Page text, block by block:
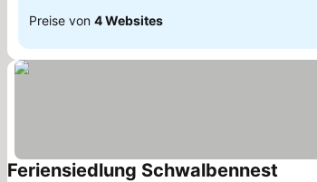
Preise von 4 Websites
Feriensiedlung Schwalbennest